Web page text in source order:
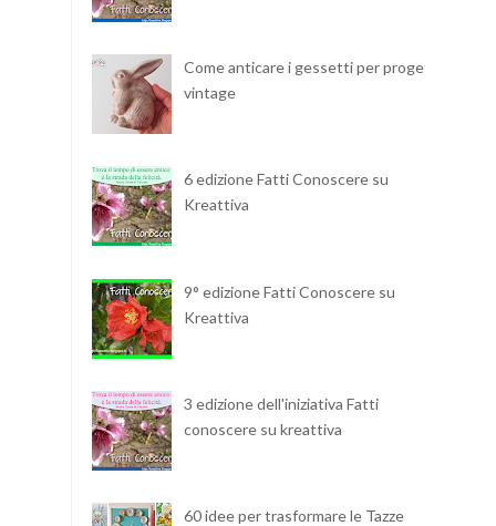
Come anticare i gessetti per progetti
vintage
6 edizione Fatti Conoscere su
Kreattiva
9° edizione Fatti Conoscere su
Kreattiva
3 edizione dell'iniziativa Fatti
conoscere su kreattiva
60 idee per trasformare le Tazze